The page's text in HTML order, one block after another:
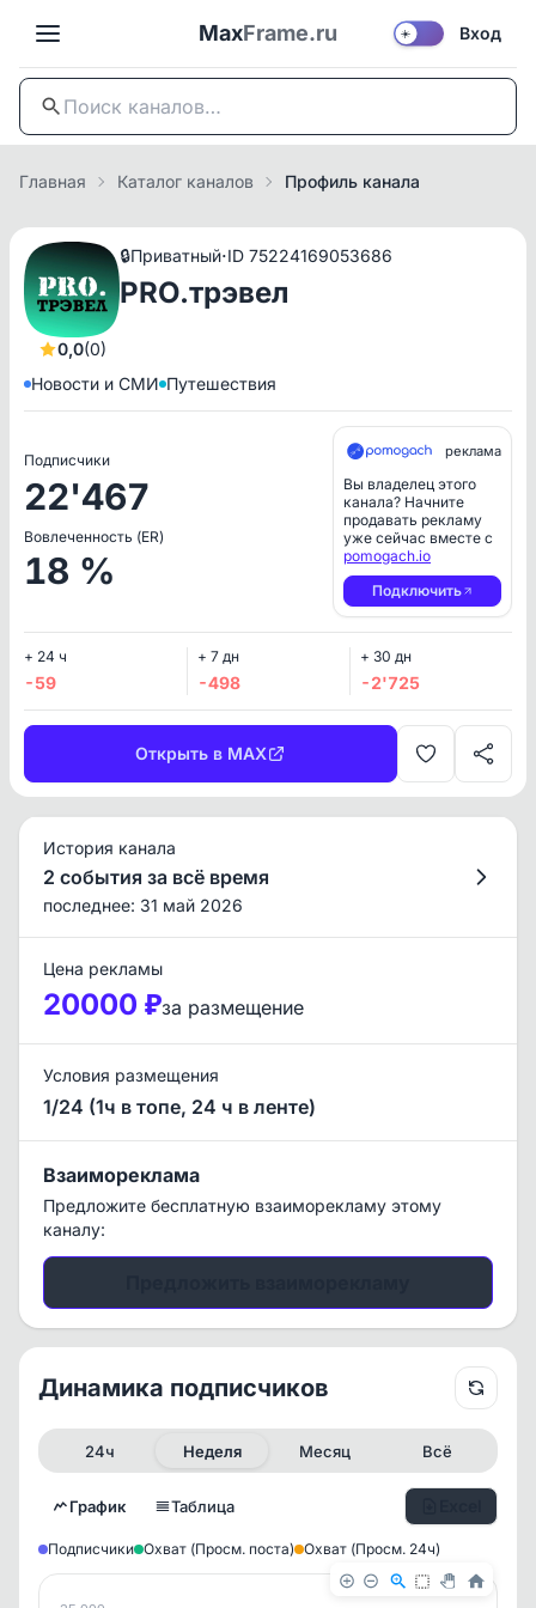
MaxFrame.ru ☀️ Вход
Главная Каталог каналов Профиль канала
0,0(0)
🔒Приватный·ID 75224169053686
PRO.трэвел
Новости и СМИ Путешествия
Подписчики
22'467
Вовлеченность (ER)
18 %
реклама
Вы владелец этого
канала? Начните
продавать рекламу
уже сейчас вместе с
pomogach.io
Подключить
+ 24 ч
-59
+ 7 дн
-498
+ 30 дн
-2'725
Открыть в MAX
История канала
2 события за всё время
последнее: 31 май 2026
Цена рекламы
20000 ₽за размещение
Условия размещения
1/24 (1ч в топе, 24 ч в ленте)
Взаимореклама
Предложите бесплатную взаиморекламу этому
каналу:
Динамика подписчиков
24ч Неделя Месяц Всё
График Таблица
Подписчики Охват (Просм. поста) Охват (Просм. 24ч)